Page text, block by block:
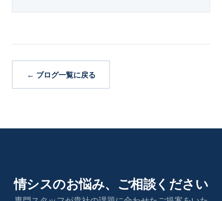
← ブログ一覧に戻る
情シスのお悩み、ご相談ください